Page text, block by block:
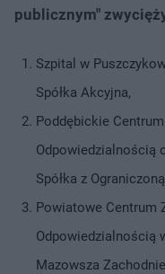
publicznym"
Szpital w
Spółka Akcyjna,
Poddębickie
Odpowiedzialnością
Spółka z
Powiatowe Centrum
Odpowiedzialnością
Mazowsza